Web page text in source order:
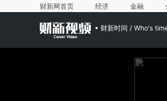
财新网首页 经济 金融
财新时间 / Who's